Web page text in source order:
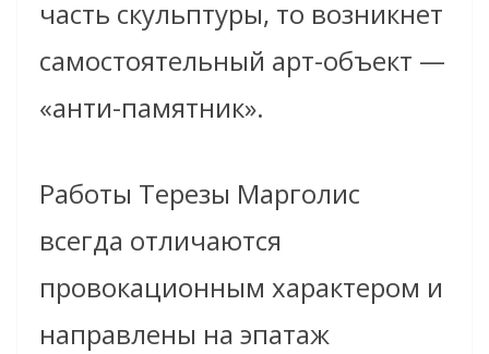
часть скульптуры, то возникнет
самостоятельный арт-объект —
«анти-памятник».
Работы Терезы Марголис
всегда отличаются
провокационным характером и
направлены на эпатаж